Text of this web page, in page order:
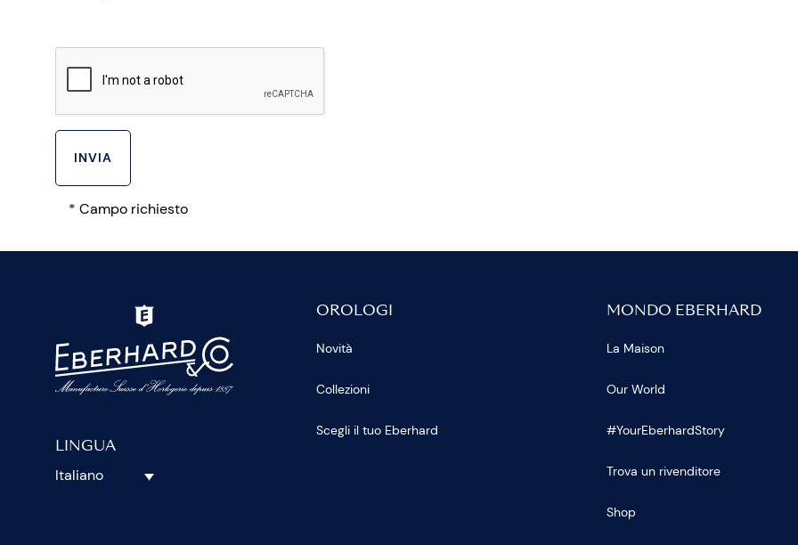
* Campo richiesto
LINGUA
Italiano
OROLOGI
Novità
Collezioni
Scegli il tuo Eberhard
MONDO EBERHARD
La Maison
Our World
#YourEberhardStory
Trova un rivenditore
Shop